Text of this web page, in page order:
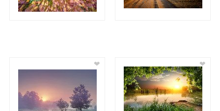
❤ ❤